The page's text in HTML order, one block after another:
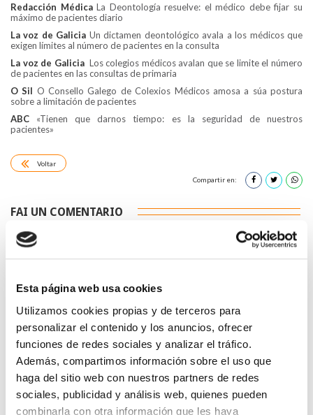
Esta página web usa cookies
Utilizamos cookies propias y de terceros para
personalizar el contenido y los anuncios, ofrecer
funciones de redes sociales y analizar el tráfico.
Además, compartimos información sobre el uso que
haga del sitio web con nuestros partners de redes
sociales, publicidad y análisis web, quienes pueden
combinarla con otra información que les haya
Redacción Médica La Deontología resuelve: el médico debe fijar su
máximo de pacientes diario
La voz de Galicia Un dictamen deontológico avala a los médicos que
exigen límites al número de pacientes en la consulta
La voz de Galicia Los colegios médicos avalan que se limite el número
de pacientes en las consultas de primaria
O Sil O Consello Galego de Colexios Médicos amosa a súa postura
sobre a limitación de pacientes
ABC
«Tienen que darnos tiempo: es la seguridad de nuestros
pacientes»
Voltar
Compartir en:
FAI UN COMENTARIO
*Campos obrigatorios
Lin e acepto a Política de privacidade*